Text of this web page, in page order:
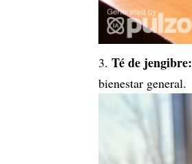
Té de jengibre:
bienestar general.